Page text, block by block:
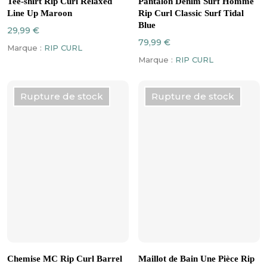
a
plusieurs
variations.
Les
être
choisies
sur
Line Up Maroon
29,99 €
Marque : RIP CURL
a
plusieurs
variations.
Les
options
être
choisies
sur
Rip Curl Classic Surf Tidal
Blue
79,99€
Marque : RIP CURL
Rupture de stock
CHOIX DES OPTIONS
produit
Chemise MC Rip Curl Barrel
Rupture de stock
CHOIX DES OPTIONS
produit
Maillot de Bain Une Pièce Rip